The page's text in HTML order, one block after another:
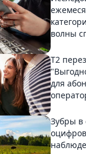
волны
Т2
для
Зубры в